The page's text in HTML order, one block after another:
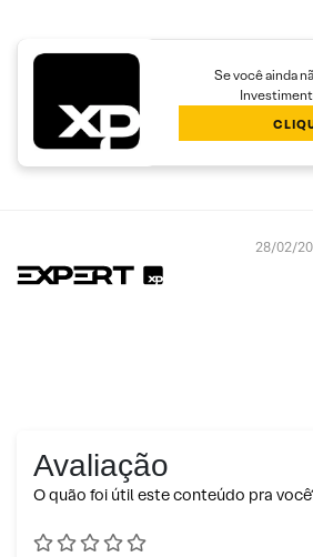
Se você ainda
28/02/
Avaliação
O quão foi útil este conteúdo pra